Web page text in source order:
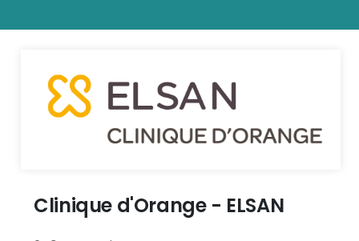
Clinique d'Orange - ELSAN